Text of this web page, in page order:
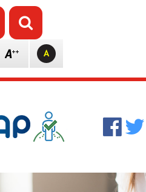
do strony głównej
do mapy
Szukaj